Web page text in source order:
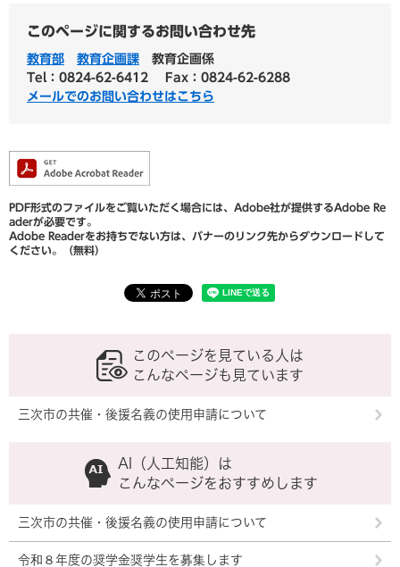
このページに関するお問い合わせ先
教育部 教育企画課
教育企画係
Tel：0824-62-6412
Fax：0824-62-6288
メールでのお問い合わせはこちら
PDF形式のファイルをご覧いただく場合には、Adobe社が提供するAdobe Re
aderが必要です。
Adobe Readerをお持ちでない方は、バナーのリンク先からダウンロードして
ください。（無料）
このページを見ている人は
こんなページも見ています
三次市の共催・後援名義の使用申請について
AI（人工知能）は
こんなページをおすすめします
三次市の共催・後援名義の使用申請について
令和８年度の奨学金奨学生を募集します